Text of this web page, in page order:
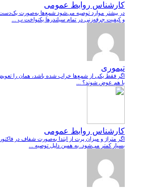
کارشناس روابط عمومی
در بیشتر موارد توصیه می‌شود شمع‌ها به‌صورت یک‌دست
و کیفیت جرقه‌زنی در تمام سیلندرها یکنواخت ب ...
تیموری
اگر فقط یکی از شمع‌ها خراب شده باشد، همان را
با هم عوض شوند؟ ...
کارشناس روابط عمومی
اگر متراژ و میزان پرت از ابتدا به‌صورت شفاف در
بسیار کمتر می‌شود. به همین دلیل توصیه ...